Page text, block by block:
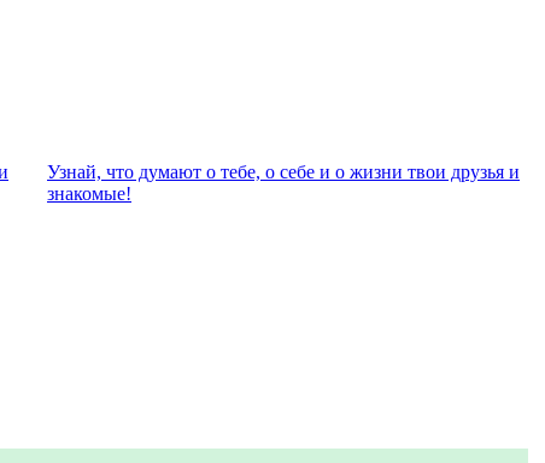
Узнай, что думают о тебе, о себе и о жизни твои друзья и
знакомые!